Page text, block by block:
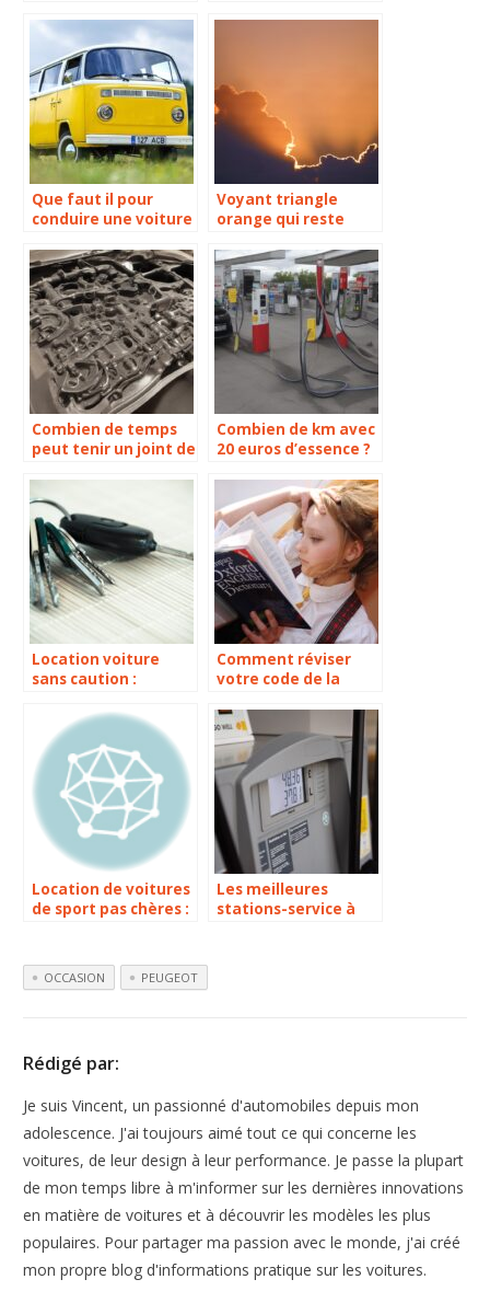
Que faut il pour
conduire une voiture
Voyant triangle
orange qui reste
Combien de temps
peut tenir un joint de
Combien de km avec
20 euros d’essence ?
Location voiture
sans caution :
voiture sans carte de
crédit ?
Comment réviser
votre code de la
Location de voitures
de sport pas chères :
Les meilleures
stations-service à
OCCASION PEUGEOT
Rédigé par:
Je suis Vincent, un passionné d'automobiles depuis mon
adolescence. J'ai toujours aimé tout ce qui concerne les
voitures, de leur design à leur performance. Je passe la plupart
de mon temps libre à m'informer sur les dernières innovations
en matière de voitures et à découvrir les modèles les plus
populaires. Pour partager ma passion avec le monde, j'ai créé
mon propre blog d'informations pratique sur les voitures.